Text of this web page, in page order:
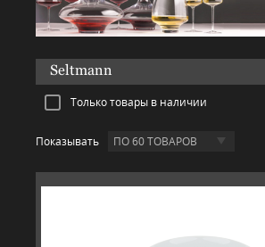
Seltmann
Только товары в наличии
Показывать ПО 60 ТОВАРОВ